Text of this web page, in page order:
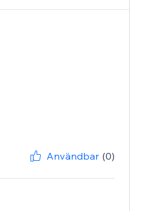
Användbar (0)